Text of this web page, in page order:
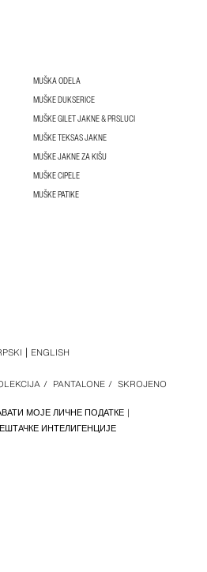
MUŠKA ODELA
MUŠKE DUKSERICE
MUŠKE GILET JAKNE & PRSLUCI
MUŠKE TEKSAS JAKNE
MUŠKE JAKNE ZA KIŠU
MUŠKE CIPELE
MUŠKE PATIKE
МОЈЕ ЛИЧНЕ ПОДАТКЕ
ИНТЕЛИГЕНЦИЈЕ
/ PANTALONE / SKROJENO
ENGLISH